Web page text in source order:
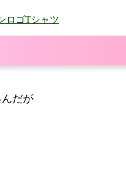
ロゴTシャツ
だが